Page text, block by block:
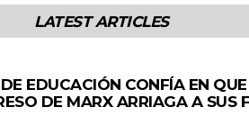
LATEST ARTICLES
EDUCACIÓN CONFÍA EN
DE MARX ARRIAGA A SUS